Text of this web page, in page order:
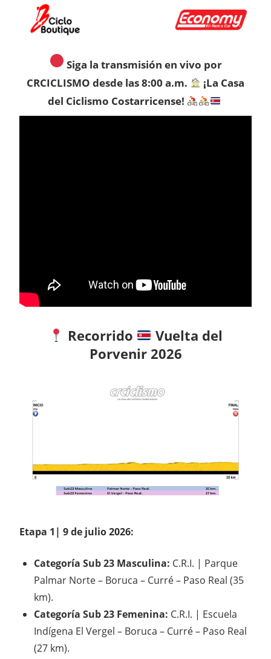
Siga la transmisión en vivo por
CRCICLISMO desde las 8:00 a.m.
¡La Casa
del Ciclismo Costarricense!
Recorrido
Vuelta del
Porvenir 2026
Etapa 1| 9 de julio 2026:
Categoría Sub 23 Masculina: C.R.I. | Parque
Palmar Norte – Boruca – Curré – Paso Real (35
km).
Categoría Sub 23 Femenina: C.R.I. | Escuela
Indígena El Vergel – Boruca – Curré – Paso Real
(27 km).